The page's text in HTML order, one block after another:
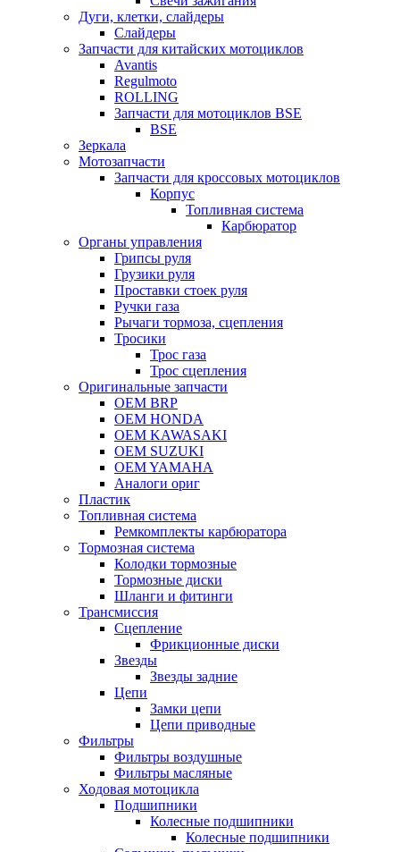
Дуги, клетки, слайдеры
Слайдеры
Запчасти для китайских мотоциклов
Avantis
Regulmoto
ROLLING
Запчасти для мотоциклов BSE
BSE
Зеркала
Мотозапчасти
Запчасти для кроссовых мотоциклов
Корпус
Топливная система
Карбюратор
Органы управления
Грипсы руля
Грузики руля
Проставки стоек руля
Ручки газа
Рычаги тормоза, сцепления
Тросики
Трос газа
Трос сцепления
Оригинальные запчасти
OEM BRP
OEM HONDA
OEM KAWASAKI
OEM SUZUKI
OEM YAMAHA
Аналоги ориг
Пластик
Топливная система
Ремкомплекты карбюратора
Тормозная система
Колодки тормозные
Тормозные диски
Шланги и фитинги
Трансмиссия
Cцепление
Фрикционные диски
Звезды
Звезды задние
Цепи
Замки цепи
Цепи приводные
Фильтры
Фильтры воздушные
Фильтры масляные
Ходовая мотоцикла
Подшипники
Колесные подшипники
Колесные подшипники